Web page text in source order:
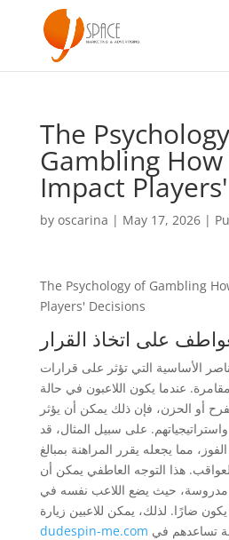
The
Gambling
Impact
by oscarina | May 17, 2026|
The Psychology of Gambling
Players' Decisions
على اتخاذ القرار
الأساسية التي تؤثر على قرارات
عندما يكون اللاعبون في حالة
أو الحزن، فإن ذلك يمكن أن يؤثر
على سبيل المثال، قد
مما يجعله يقرر المراهنة بمبالغ
هذا التوجه العاطفي يمكن أن
مدروسة، حيث يضع اللاعب نفسه في
ضارًا. لذلك، يمكن للاعبين زيارة
dudespin-me.com